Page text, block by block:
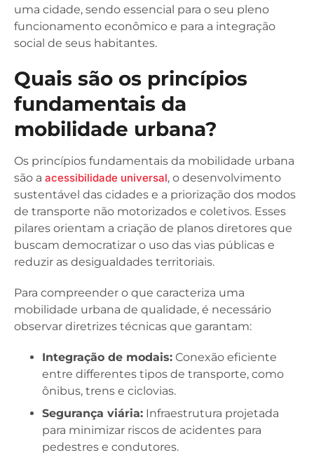
uma cidade, sendo essencial para o seu pleno
funcionamento econômico e para a integração
social de seus habitantes.
Quais são os princípios
fundamentais da
mobilidade urbana?
Os princípios fundamentais da mobilidade urbana
são a acessibilidade universal, o desenvolvimento
sustentável das cidades e a priorização dos modos
de transporte não motorizados e coletivos. Esses
pilares orientam a criação de planos diretores que
buscam democratizar o uso das vias públicas e
reduzir as desigualdades territoriais.
Para compreender o que caracteriza uma
mobilidade urbana de qualidade, é necessário
observar diretrizes técnicas que garantam:
Integração de modais: Conexão eficiente
entre differentes tipos de transporte, como
ônibus, trens e ciclovias.
Segurança viária: Infraestrutura projetada
para minimizar riscos de acidentes para
pedestres e condutores.